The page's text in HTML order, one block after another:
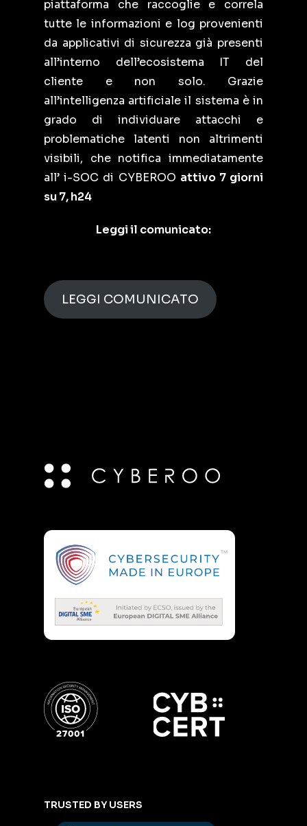
piattaforma che raccoglie e correla
tutte le informazioni e log provenienti
da applicativi di sicurezza già presenti
all’interno dell’ecosistema IT del
cliente e non solo. Grazie
all’intelligenza artificiale il sistema è in
grado di individuare attacchi e
problematiche latenti non altrimenti
visibili, che notifica immediatamente
all’ i-SOC di CYBEROO attivo 7 giorni
su 7, h24
Leggi il comunicato:
LEGGI COMUNICATO
TRUSTED BY USERS